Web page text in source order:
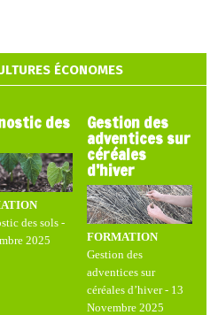
ÉCONOMES
des
des sols -
2025
Gestion des
adventices sur
céréales
d’hiver
FORMATION
Gestion des
adventices sur
céréales d’hiver - 13
Novembre 2025